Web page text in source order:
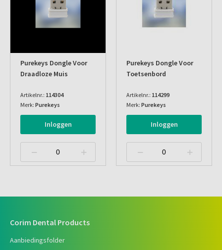
Purekeys Dongle Voor
Draadloze Muis
Artikelnr.: 114304
Merk: Purekeys
Inloggen
Purekeys Dongle Voor
Toetsenbord
Artikelnr.: 114299
Merk: Purekeys
Inloggen
Corim Dental Products
Aanbiedingsfolder